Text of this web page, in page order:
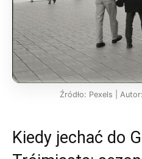
Źródło: Pexels |
Kiedy jechać do